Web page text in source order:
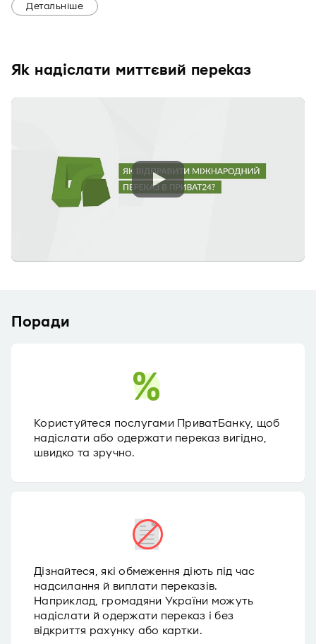
Детальніше
Як надіслати миттєвий переказ
Поради
Користуйтеся послугами ПриватБанку, щоб
надіслати або одержати переказ вигідно,
швидко та зручно.
Дізнайтеся, які обмеження діють під час
надсилання й виплати переказів.
Наприклад, громадяни України можуть
надіслати й одержати переказ і без
відкриття рахунку або картки.